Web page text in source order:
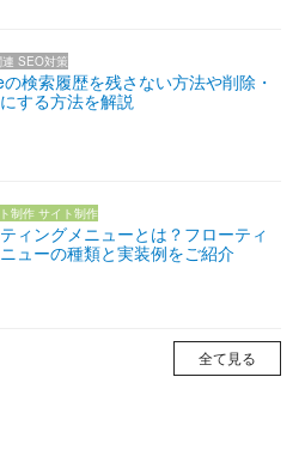
SEO対策
検索履歴を残さない方法や削除・
する方法を解説
制作 サイト制作
ィングメニューとは？フローティ
ューの種類と実装例をご紹介
全て見る